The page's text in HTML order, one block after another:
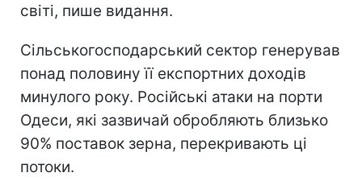
світі, пише видання.
Сільськогосподарський сектор генерував
понад половину її експортних доходів
минулого року. Російські атаки на порти
Одеси, які зазвичай обробляють близько
90% поставок зерна, перекривають ці
потоки.